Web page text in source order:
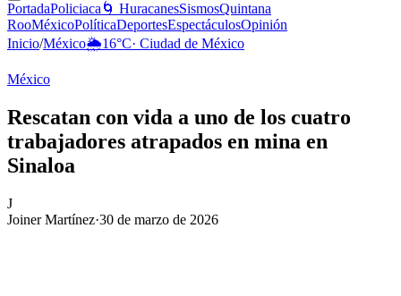
PortadaPoliciaca 🌀 HuracanesSismosQuintana
RooMéxicoPolíticaDeportesEspectáculosOpinión
Inicio/México🌦️16°C· Ciudad de México
México
Rescatan con vida a uno de los cuatro
trabajadores atrapados en mina en
Sinaloa
J
Joiner Martínez·30 de marzo de 2026